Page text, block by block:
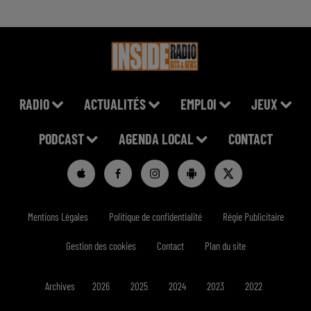
RADIO ACTUALITÉS EMPLOI JEUX
PODCAST AGENDA LOCAL CONTACT
Mentions Légales Politique de confidentialité Régie Publicitaire
Gestion des cookies Contact Plan du site
Archives 2026 2025 2024 2023 2022